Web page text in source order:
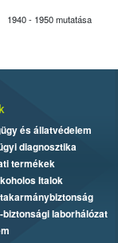
1940 - 1950 mutatása
és állatvédelem
diagnosztika
termékek
Italok
laborhálózat